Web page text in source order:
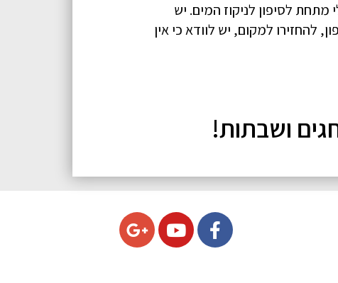
לסיפון לניקוז המים. יש
להחזירו למקום, יש לוודא כי אין